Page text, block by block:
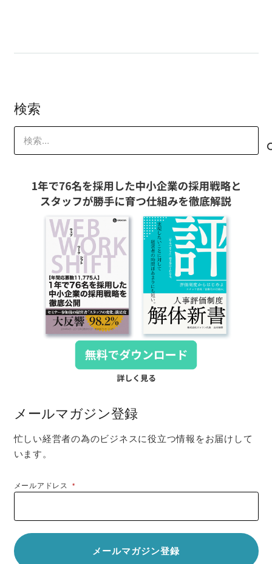
検索
索:
メールマガジン登録
忙しい経営者の為のビジネスに役立つ情報をお届けして
います。
メールアドレス*